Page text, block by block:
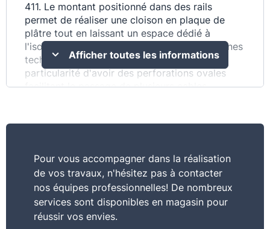
411. Le montant positionné dans des rails
permet de réaliser une cloison en plaque de
plâtre tout en laissant un espace dédié à
l'isolation de la cloison et au passage de gaines
techniques. Avantage: le montant SEMIN a la
particularité d'avoir des perforations ovales
facilitant le passage de plusieurs cables
plafond longue portée. Acier Zingué Z140
Afficher toutes les informations
Pour vous accompagner dans la réalisation
de vos travaux, n'hésitez pas à contacter
nos équipes professionnelles! De nombreux
services sont disponibles en magasin pour
réussir vos envies.